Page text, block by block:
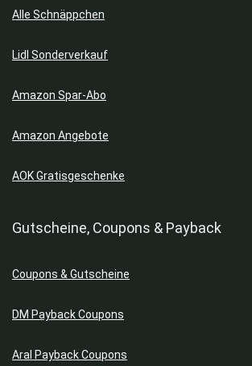
Alle Schnäppchen
Lidl Sonderverkauf
Amazon Spar-Abo
Amazon Angebote
AOK Gratisgeschenke
Gutscheine, Coupons & Payback
Coupons & Gutscheine
DM Payback Coupons
Aral Payback Coupons